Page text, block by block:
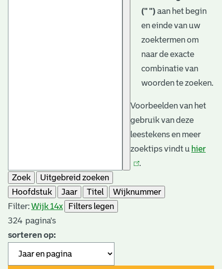
(" ") aan het begin
en einde van uw
zoektermen om
naar de exacte
combinatie van
woorden te zoeken.
Voorbeelden van het
gebruik van deze
leestekens en meer
zoektips vindt u hier
.
Zoek
Uitgebreid zoeken
Hoofdstuk
Jaar Titel
Wijknummer
Filter: Wijk 14x
Filters legen
324 pagina's
sorteren op: